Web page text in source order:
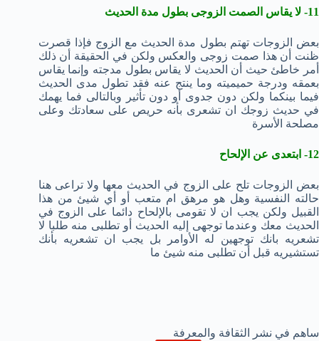
11- لا يقاس الصمت الزوجى بطول مدة الحديث
بعض الزوجات تهتم بطول مدة الحديث مع الزوج فإذا قصرت
ظنت أن هذا صمت زوجى والعكس ولكن في الحقيقة أن ذلك
أمر خاطئ حيث أن الحديث لا يقاس بطول مدجته وإنما يقاس
بعمقه ودرجة حميميته وما ينتج عنه فقد تطول مدى الحديث
فيما بينكما ولكن دون جدوى أو دون تأثير وبالتالى فما يهمك
في حديث زوجك ان تشعرى بأنه حريص على سعادتك وعلى
مصلحة الأسرة
12- ابتعدى عن الإلحاح
بعض الزوجات تلح على الزوج في الحديث معها ولا تراعى هنا
حالته النفسية وهل هو مرهق ام متعب أو أي شيئ من هذا
القبيل ولكن يجب ان لا تقومى بالإلحاح دائما على الزوج في
الحديث معك وعندما توجهى إليه الحديث أو تطلبى منه طلبا لا
تشعريه بانك توجهين له الأوامر بل يجب ان تشعريه بأنك
تستشيريه قبل أن تطلبى منه شيئ ما
ساهم في نشر الثقافة والمعرفة